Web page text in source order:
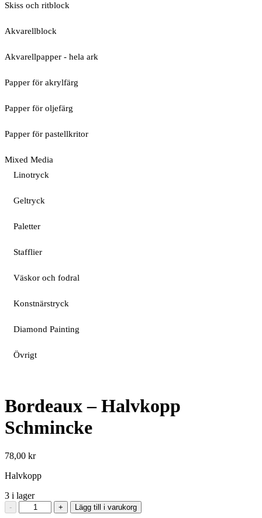
Skiss och ritblock
Akvarellblock
Akvarellpapper - hela ark
Papper för akrylfärg
Papper för oljefärg
Papper för pastellkritor
Mixed Media
Linotryck
Geltryck
Paletter
Stafflier
Väskor och fodral
Konstnärstryck
Diamond Painting
Övrigt
Bordeaux – Halvkopp
Schmincke
78,00 kr
Halvkopp
3 i lager
-
Bordeaux + Lägg till i varukorg